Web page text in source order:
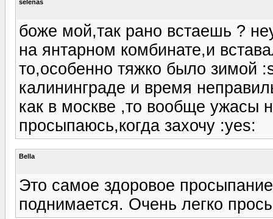
selenas
боже мой,так рано встаешь ?
на янтарном комбинате,и
то,особенно тяжко было зимой
калининграде и время
как в москве ,то вообще ужасы
просыпаюсь,когда захочу :yes:
Bella
Это самое здоровое
поднимается. Очень легко